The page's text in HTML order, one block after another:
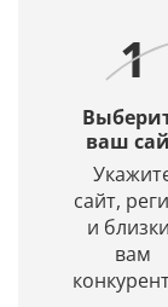
выбором
региона
заданной
глубине
проверки
1
ваш
сайт,
и
вам